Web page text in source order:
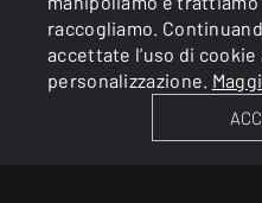
raccogliamo.
accettate l’uso di
personalizzazione.